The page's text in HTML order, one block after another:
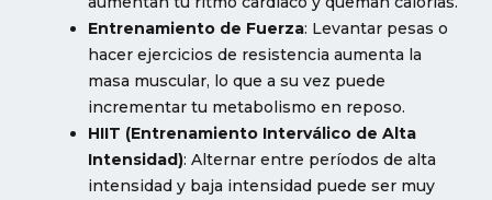
Entrenamiento de Fuerza: Levantar pesas o
hacer ejercicios de resistencia aumenta la
masa muscular, lo que a su vez puede
incrementar tu metabolismo en reposo.
HIIT (Entrenamiento Interválico de Alta
Intensidad): Alternar entre períodos de alta
intensidad y baja intensidad puede ser muy